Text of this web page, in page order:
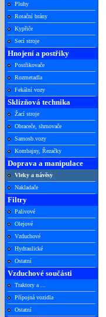
Pluhy
Rotační brány
Kypřiče
Secí stroje
Hnojení a postřiky
Postřikovače
Rozmetadla
Fekální vozy
Sklizňová technika
Žací stroje
Obraceče, shrnovače
Samosb.vozy
Kombajny, Řezačky
Doprava a manipulace
Vleky a návěsy
Nakladače
Filtry
Palivové
Olejové
Vzduchové
Hydraulické
Ostatní
Vzduchové součásti
Traktory a ...
Přípojná vozidla
Ostatní